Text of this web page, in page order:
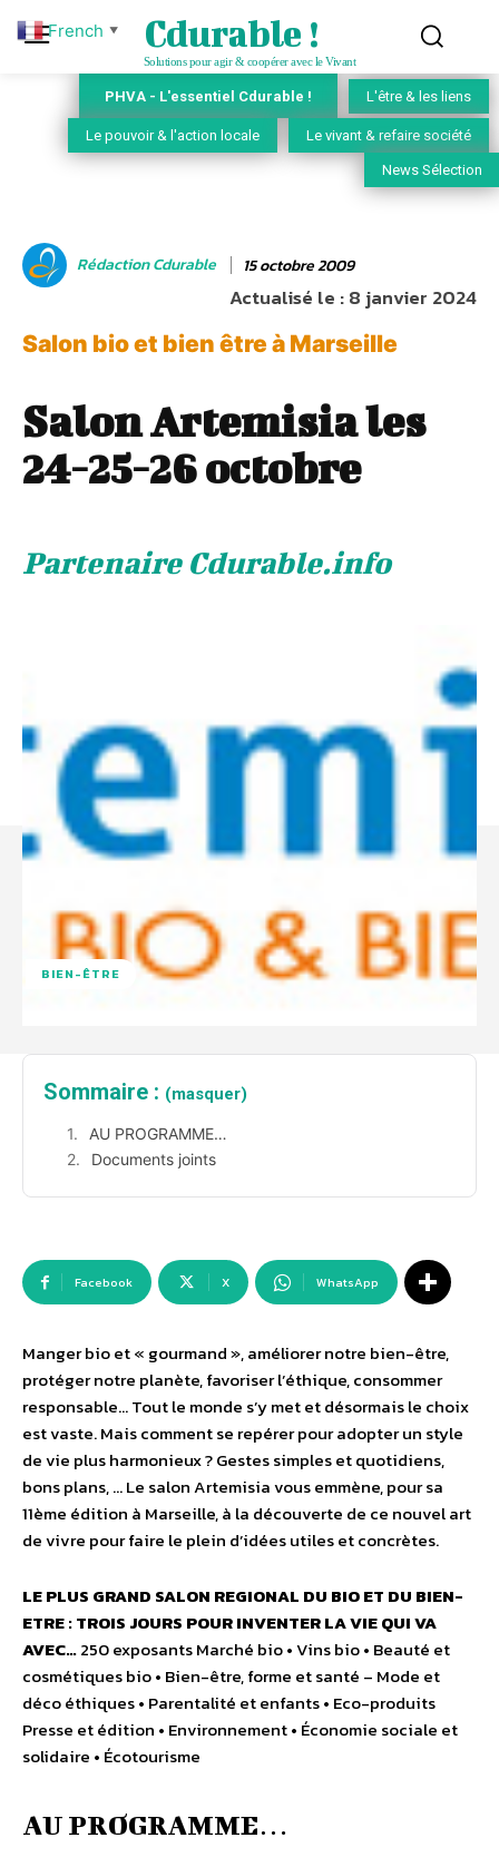
Cdurable !
Solutions pour agir & coopérer avec le Vivant
PHVA - L'essentiel Cdurable ! L'être & les liens
Le pouvoir & l'action locale Le vivant & refaire société
News Sélection
Rédaction Cdurable 15 octobre 2009
Actualisé le :8 janvier 2024
Salon bio et bien être à Marseille
Salon Artemisia les
24-25-26 octobre
Partenaire Cdurable.info
BIEN-ÊTRE
Sommaire : (masquer)
AU PROGRAMME…
Documents joints
Facebook X WhatsApp
Manger bio et « gourmand », améliorer notre bien-être,
protéger notre planète, favoriser l’éthique, consommer
responsable… Tout le monde s’y met et désormais le choix
est vaste. Mais comment se repérer pour adopter un style
de vie plus harmonieux ? Gestes simples et quotidiens,
bons plans, … Le salon Artemisia vous emmène, pour sa
11ème édition à Marseille, à la découverte de ce nouvel art
de vivre pour faire le plein d’idées utiles et concrètes.
LE PLUS GRAND SALON REGIONAL DU BIO ET DU BIEN-
ETRE : TROIS JOURS POUR INVENTER LA VIE QUI VA
AVEC…250 exposants Marché bio • Vins bio • Beauté et
cosmétiques bio • Bien-être, forme et santé – Mode et
déco éthiques • Parentalité et enfants • Eco-produits
Presse et édition • Environnement • Économie sociale et
solidaire • Écotourisme
AU PROGRAMME…
French ▼